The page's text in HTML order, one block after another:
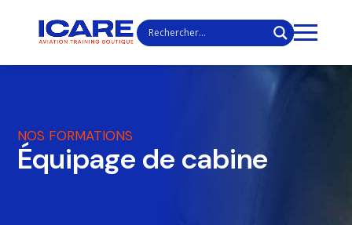
NOS FORMATIONS
Équipage de cabine